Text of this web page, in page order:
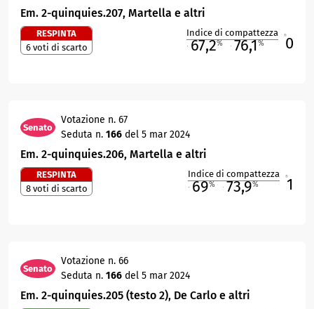
Em. 2-quinquies.207, Martella e altri
RESPINTA
6 voti di scarto
Indice di compattezza
67,2% 76,1% 0
Senato
Votazione n. 67
Seduta n. 166 del 5 mar 2024
Em. 2-quinquies.206, Martella e altri
RESPINTA
8 voti di scarto
Indice di compattezza
69% 73,9% 1
Senato
Votazione n. 66
Seduta n. 166 del 5 mar 2024
Em. 2-quinquies.205 (testo 2), De Carlo e altri